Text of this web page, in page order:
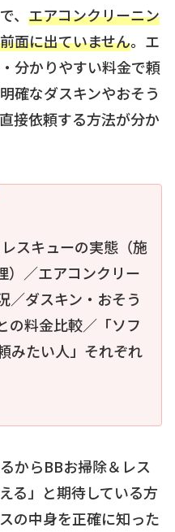
、 エアコンクリーニン
面に出ていません。エ
分かりやすい料金で頼
確なダスキンやおそう
接依頼する方法が分か
スキューの実態（施
）／エアコンクリー
／ダスキン・おそう
の料金比較／「ソフ
みたい人」それぞれ
からBBお掃除＆レス
る」と期待している方
の中身を正確に知った